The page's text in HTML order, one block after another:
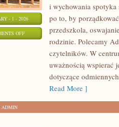
- 1 - 2026
OFFON
RODZICIELSTWO
WYCHOWANIE
i wychowania spotyka
po to, by
przedszkola,
rodzinie. Polecamy
czytelników. W
uważnością wspierać
dotyczące
Read More ]
ADMIN